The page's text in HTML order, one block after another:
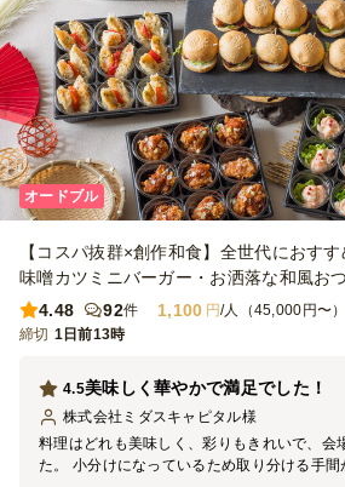
ては少し気になった点がありました。今回の
在し、Googleマップなどでも問題なく表示
後のメールで「住所が不明瞭」との連絡があ
者さんのナビでは表示されなかったようで、
いました。 また、注文最低金額が25,000円
の料理は足りていても、最低金額に合わせる
して調整する必要があり、その点は少し手間
内で利用した際にはもう少し低い最低注文金
配送エリアによる違いなのだと思いますが、
額設定になると、さらに注文しやすくなると
のを気軽に選べるのがとても良かったです。
彩りが良く、見た目も華やかになり、ホーム
い」と好評で、おもてなしにもぴったりだと
パ】 一人当たりの金額を考えると、とてもコ
にかかる時間や手間を大幅に減らせることを
で、特別な日や来客時には十分利用する価値
オードブル
【コスパ抜群×創作和食】全世代におす
味噌カツミニバーガー・お洒落な和風お
4.48
92件 1,100 円/人（45,000円〜）
締切 1日前13時
美味しく華やかで満足でした！
4.5
株式会社ミダスキャピタル様
料理はどれも美味しく、彩りもきれいで、会
た。 小分けになっているため取り分ける手